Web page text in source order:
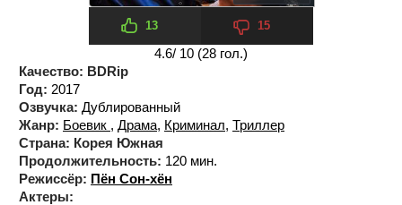
13 15
4.6/ 10 (28 гол.)
Качество: BDRip
Год: 2017
Озвучка: Дублированный
Жанр: Боевик , Драма, Криминал, Триллер
Страна: Корея Южная
Продолжительность: 120 мин.
Режиссёр: Пён Сон-хён
Актеры: